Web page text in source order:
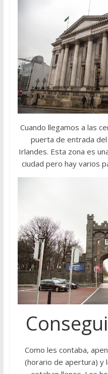
Cuando llegamos a las
puerta de entrada
Irlandes. Esta zona es
ciudad pero hay varios
Como les contaba,
(horario de apertura) y